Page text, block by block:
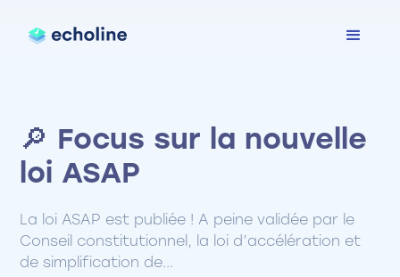
🔎 Focus sur la nouvelle
loi ASAP
La loi ASAP est publiée ! A peine validée par le
Conseil constitutionnel, la loi d’accélération et
de simplification de...